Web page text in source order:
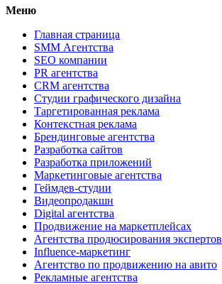
Меню
Главная страница
SMM Агентства
SEO компании
PR агентства
CRM агентства
Студии графического дизайна
Таргетированная реклама
Контекстная реклама
Брендинговые агентства
Разработка сайтов
Разработка приложений
Маркетинговые агентства
Геймдев-студии
Видеопродакшн
Digital агентства
Продвижение на маркетплейсах
Агентства продюсирования экспертов
Influence-маркетинг
Агентство по продвижению на авито
Рекламные агентства